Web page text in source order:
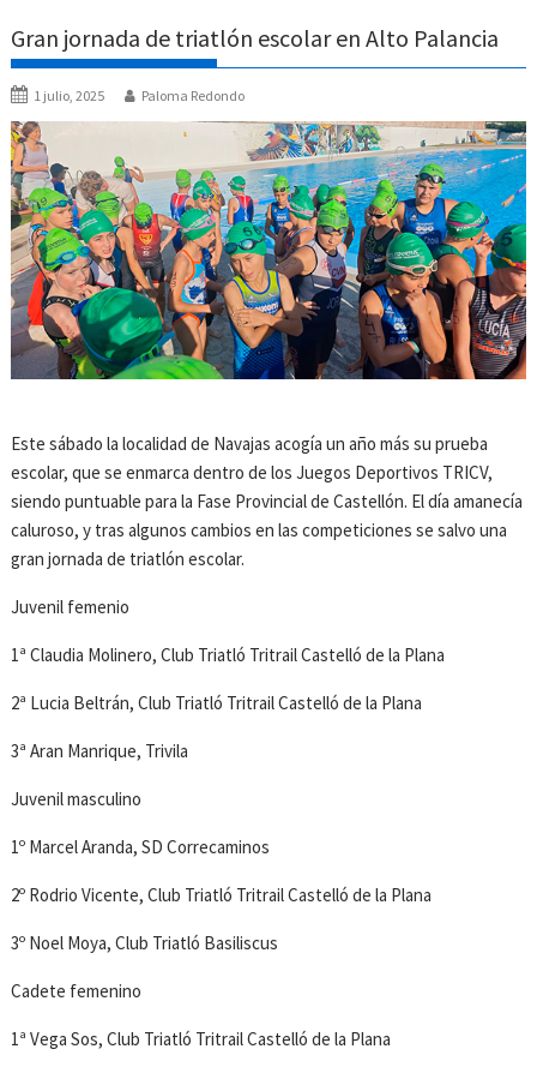
Gran jornada de triatlón escolar en Alto Palancia
1 julio, 2025 Paloma Redondo
Este sábado la localidad de Navajas acogía un año más su prueba
escolar, que se enmarca dentro de los Juegos Deportivos TRICV,
siendo puntuable para la Fase Provincial de Castellón. El día amanecía
caluroso, y tras algunos cambios en las competiciones se salvo una
gran jornada de triatlón escolar.
Juvenil femenio
1ª Claudia Molinero, Club Triatló Tritrail Castelló de la Plana
2ª Lucia Beltrán, Club Triatló Tritrail Castelló de la Plana
3ª Aran Manrique, Trivila
Juvenil masculino
1º Marcel Aranda, SD Correcaminos
2º Rodrio Vicente, Club Triatló Tritrail Castelló de la Plana
3º Noel Moya, Club Triatló Basiliscus
Cadete femenino
1ª Vega Sos, Club Triatló Tritrail Castelló de la Plana